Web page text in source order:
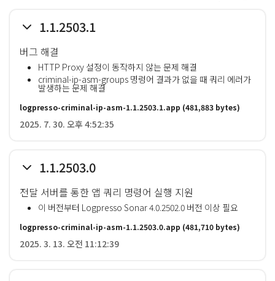
1.1.2503.1
버그 해결
HTTP Proxy 설정이 동작하지 않는 문제 해결
criminal-ip-asm-groups 명령어 결과가 없을 때 쿼리 에러가
발생하는 문제 해결
logpresso-criminal-ip-asm-1.1.2503.1.app (481,883 bytes)
2025. 7. 30. 오후 4:52:35
1.1.2503.0
전달 서버를 통한 앱 쿼리 명령어 실행 지원
이 버전부터 Logpresso Sonar 4.0.2502.0 버전 이상 필요
logpresso-criminal-ip-asm-1.1.2503.0.app (481,710 bytes)
2025. 3. 13. 오전 11:12:39